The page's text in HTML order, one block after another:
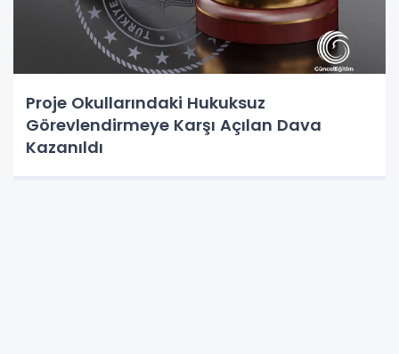
Proje Okullarındaki Hukuksuz
Görevlendirmeye Karşı Açılan Dava
Kazanıldı